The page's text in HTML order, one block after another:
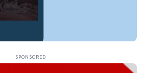
SPONSORED